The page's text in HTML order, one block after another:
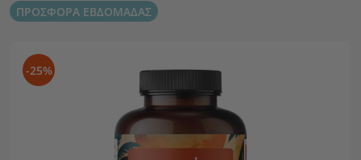
ΠΡΟΣΦΟΡΑ ΕΒΔΟΜΑΔΑΣ
-25%